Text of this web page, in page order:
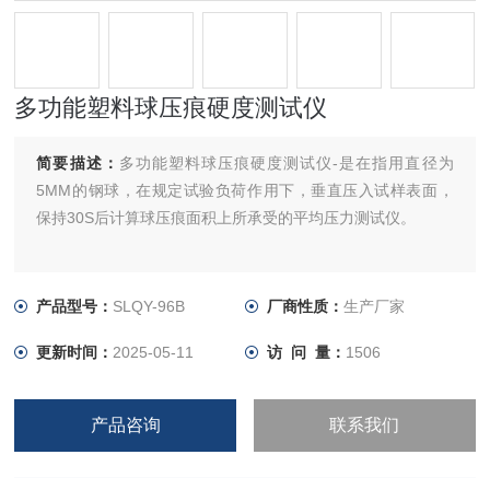
多功能塑料球压痕硬度测试仪
简要描述： 多功能塑料球压痕硬度测试仪-是在指用直径为
5MM的钢球，在规定试验负荷作用下，垂直压入试样表面，
保持30S后计算球压痕面积上所承受的平均压力测试仪。
产品型号： SLQY-96B 厂商性质： 生产厂家
更新时间： 2025-05-11 访 问 量： 1506
产品咨询 联系我们